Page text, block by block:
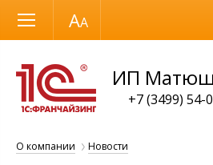
Размер шрифта
ИП
+7 (3499) 54-
О компании Новости